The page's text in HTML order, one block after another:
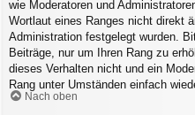
wie Moderatoren und
Wortlaut eines Ranges nicht direkt
Administration festgelegt wurden.
Beiträge, nur um Ihren Rang zu
dieses Verhalten nicht und ein
Rang unter Umständen einfach
Nach oben